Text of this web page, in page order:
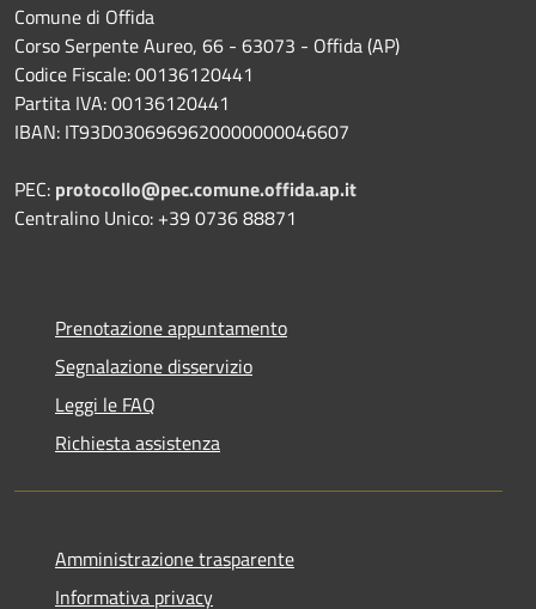
Comune di Offida
Corso Serpente Aureo, 66 - 63073 - Offida (AP)
Codice Fiscale: 00136120441
Partita IVA: 00136120441
IBAN: IT93D0306969620000000046607
PEC: protocollo@pec.comune.offida.ap.it
Centralino Unico: +39 0736 88871
Prenotazione appuntamento
Segnalazione disservizio
Leggi le FAQ
Richiesta assistenza
Amministrazione trasparente
Informativa privacy